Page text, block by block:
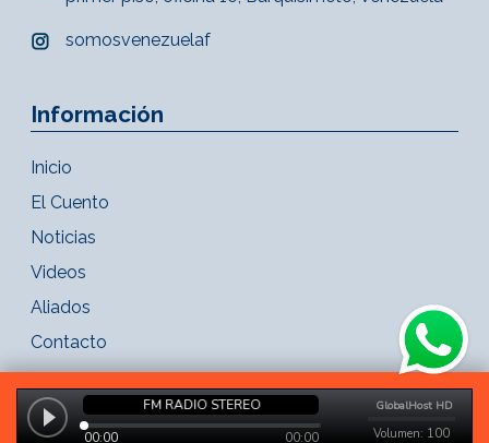
somosvenezuelaf
Información
Inicio
El Cuento
Noticias
Videos
Aliados
Contacto
Copyright 2021 - FM Radio Stereo. Todos los derechos reservados.